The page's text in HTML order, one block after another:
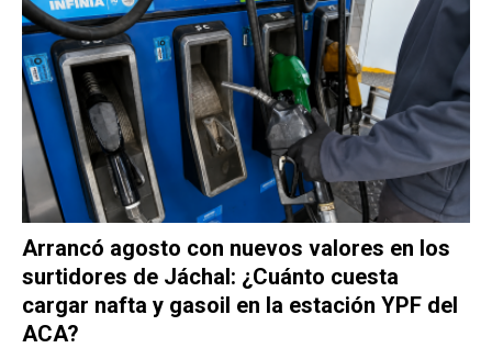
Arrancó agosto con nuevos valores en los
surtidores de Jáchal: ¿Cuánto cuesta
cargar nafta y gasoil en la estación YPF del
ACA?